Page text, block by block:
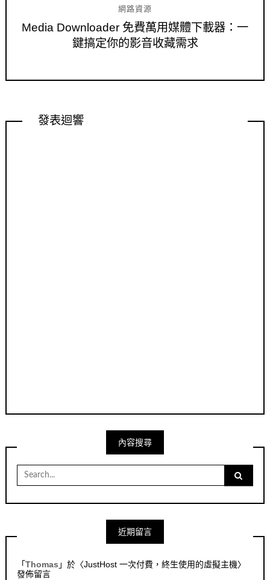
網路資源
Media Downloader 免費萬用媒體下載器：一
鍵搞定你的影音收藏需求
發表迴響
內容搜尋
Search
for:
近期留言
「Thomas 」於〈JustHost 一次付費，終生使用的虛擬主機〉
發佈留言